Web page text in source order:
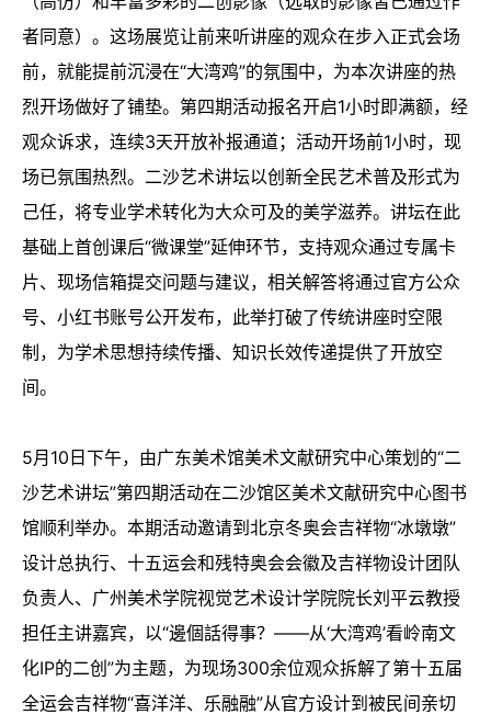
者同意）。这场展览让前来听讲座的观众在步入正式会场
前，就能提前沉浸在“大湾鸡”的氛围中，为本次讲座的热
烈开场做好了铺垫。第四期活动报名开启1小时即满额，经
观众诉求，连续3天开放补报通道；活动开场前1小时，现
场已氛围热烈。二沙艺术讲坛以创新全民艺术普及形式为
己任，将专业学术转化为大众可及的美学滋养。讲坛在此
基础上首创课后“微课堂”延伸环节，支持观众通过专属卡
片、现场信箱提交问题与建议，相关解答将通过官方公众
号、小红书账号公开发布，此举打破了传统讲座时空限
制，为学术思想持续传播、知识长效传递提供了开放空
间。
5月10日下午，由广东美术馆美术文献研究中心策划的“二
沙艺术讲坛”第四期活动在二沙馆区美术文献研究中心图书
馆顺利举办。本期活动邀请到北京冬奥会吉祥物“冰墩墩”
设计总执行、十五运会和残特奥会会徽及吉祥物设计团队
负责人、广州美术学院视觉艺术设计学院院长刘平云教授
担任主讲嘉宾，以“邊個話得事？——从‘大湾鸡’看岭南文
化IP的二创”为主题，为现场300余位观众拆解了第十五届
全运会吉祥物“喜洋洋、乐融融”从官方设计到被民间亲切